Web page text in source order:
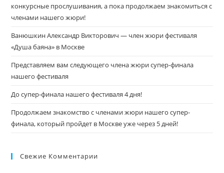
конкурсные прослушивания, а пока продолжаем знакомиться с
членами нашего жюри!
Ванюшкин Александр Викторович — член жюри фестиваля
«Душа баяна» в Москве
Представляем вам следующего члена жюри супер-финала
нашего фестиваля
До супер-финала нашего фестиваля 4 дня!
Продолжаем знакомство с членами жюри нашего супер-
финала, который пройдет в Москве уже через 5 дней!
Свежие Комментарии